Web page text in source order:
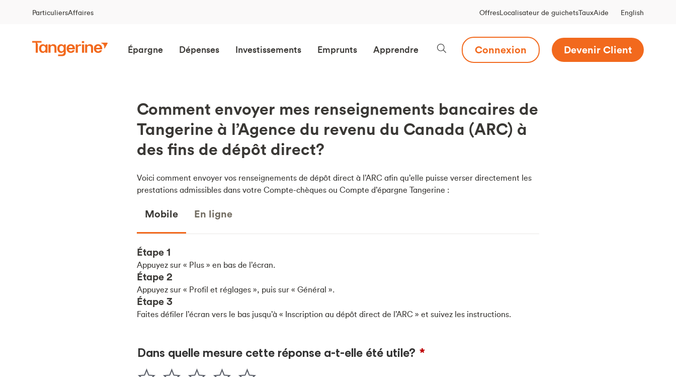
ParticuliersAffaires OffresLocalisateur de guichetsTauxAide English
Épargne Dépenses Investissements Emprunts Apprendre Connexion Devenir Client
Comment envoyer mes renseignements bancaires de
Tangerine à l’Agence du revenu du Canada (ARC) à
des fins de dépôt direct?
Voici comment envoyer vos renseignements de dépôt direct à l’ARC afin qu’elle puisse verser directement les
prestations admissibles dans votre Compte-chèques ou Compte d’épargne Tangerine :
Mobile En ligne
Étape 1
Appuyez sur « Plus » en bas de l’écran.
Étape 2
Appuyez sur « Profil et réglages », puis sur « Général ».
Étape 3
Faites défiler l’écran vers le bas jusqu’à « Inscription au dépôt direct de l’ARC » et suivez les instructions.